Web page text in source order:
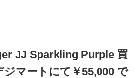
JJ Sparkling Purple 買
マートにて￥55,000 で